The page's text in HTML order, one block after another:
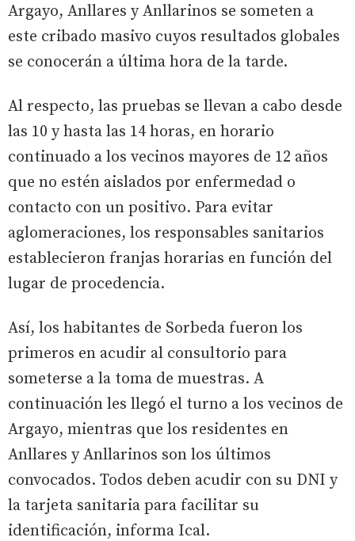
Argayo, Anllares y Anllarinos se someten a
este cribado masivo cuyos resultados globales
se conocerán a última hora de la tarde.
Al respecto, las pruebas se llevan a cabo desde
las 10 y hasta las 14 horas, en horario
continuado a los vecinos mayores de 12 años
que no estén aislados por enfermedad o
contacto con un positivo. Para evitar
aglomeraciones, los responsables sanitarios
establecieron franjas horarias en función del
lugar de procedencia.
Así, los habitantes de Sorbeda fueron los
primeros en acudir al consultorio para
someterse a la toma de muestras. A
continuación les llegó el turno a los vecinos de
Argayo, mientras que los residentes en
Anllares y Anllarinos son los últimos
convocados. Todos deben acudir con su DNI y
la tarjeta sanitaria para facilitar su
identificación, informa Ical.